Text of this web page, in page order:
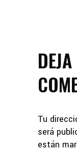
Tu
será
están